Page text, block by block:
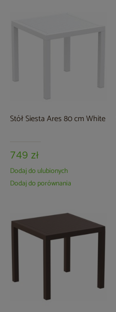
Stół Siesta Ares 80 cm White
749 zł
Dodaj do ulubionych
Dodaj do porównania